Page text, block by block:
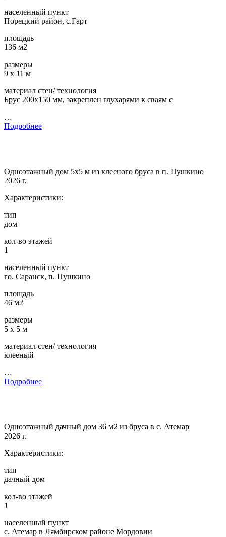
населенный пункт
Порецкий район, с.Гарт
площадь
136 м2
размеры
9 х 11 м
материал стен/ технология
Брус 200х150 мм, закреплен глухарями к сваям с
…
Подробнее
Одноэтажный дом 5х5 м из клееного бруса в п. Пушкино
2026 г.
Характеристики:
тип
дом
кол-во этажей
1
населенный пункт
го. Саранск, п. Пушкино
площадь
46 м2
размеры
5 х 5 м
материал стен/ технология
клееный
…
Подробнее
Одноэтажный дачный дом 36 м2 из бруса в с. Атемар
2026 г.
Характеристики:
тип
дачный дом
кол-во этажей
1
населенный пункт
с. Атемар в Лямбирском районе Мордовии